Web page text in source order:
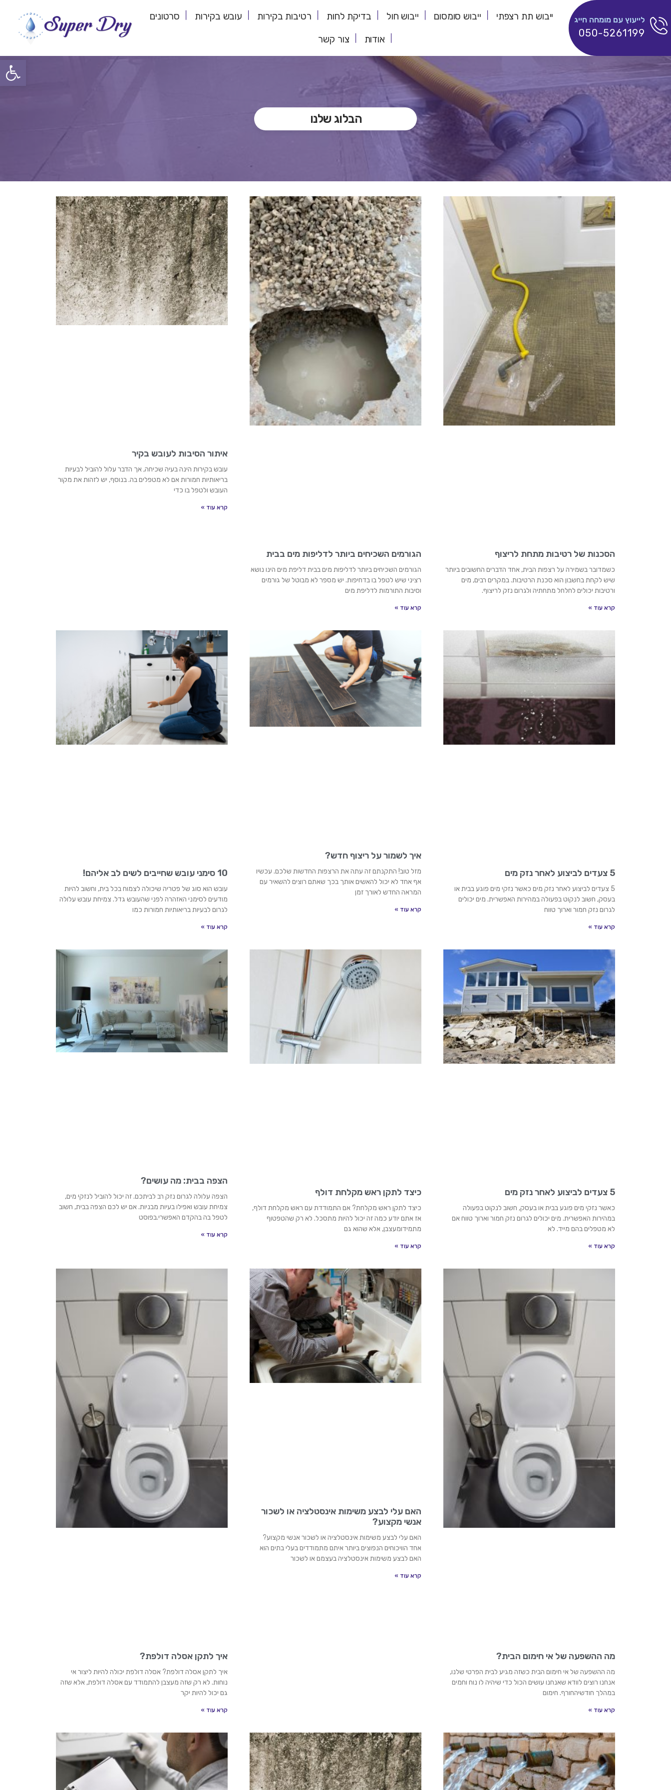
לייעוץ עם מומחה חייג
050-5261199
ייבוש תת רצפתי ייבוש סומסום ייבוש חול בדיקת לחות רטיבות בקירות עובש בקירות
סרטונים
אודות
צור קשר
הבלוג שלנו
הסכנות של רטיבות מתחת לריצוף
כשמדובר בשמירה על רצפות הבית, אחד הדברים החשובים ביותר
שיש לקחת בחשבון הוא סכנת הרטיבות. במקרים רבים, מים
ורטיבות יכולים לחלחל מתחתיה ולגרום נזק לריצוף.
קרא עוד »
הגורמים השכיחים ביותר לדליפות מים בבית
הגורמים השכיחים ביותר לדליפות מים בבית דליפת מים הינו נושא
רציני שיש לטפל בו בדחיפות. יש מספר לא מבוטל של גורמים
וסיבות התורמות לדליפת מים
קרא עוד »
איתור הסיבות לעובש בקיר
עובש בקירות הינה בעיה שכיחה, אך הדבר עלול להוביל לבעיות
בריאותיות חמורות אם לא מטפלים בה. בנוסף, יש לזהות את מקור
העובש ולטפל בו כדי
קרא עוד »
5 צעדים לביצוע לאחר נזק מים
5 צעדים לביצוע לאחר נזק מים כאשר נזקי מים פוגע בבית או
בעסק, חשוב לנקוט בפעולה במהירות האפשרית. מים יכולים
לגרום נזק חמור וארוך טווח
קרא עוד »
איך לשמור על ריצוף חדש?
מזל טוב! התקנתם זה עתה את הרצפות החדשות שלכם. עכשיו
אף אחד לא יכול להאשים אותך בכך שאתם רוצים להשאיר עם
המראה החדש לאורך זמן
קרא עוד »
10 סימני עובש שחייבים לשים לב אליהם!
עובש הוא סוג של פטריה שיכולה לצמוח בכל בית, וחשוב להיות
מודעים לסימני האזהרה לפני שהעובש גדל. צמיחת עובש עלולה
לגרום לבעיות בריאותיות חמורות כמו
קרא עוד »
5 צעדים לביצוע לאחר נזק מים
כאשר נזקי מים פוגע בבית או בעסק, חשוב לנקוט בפעולה
במהירות האפשרית. מים יכולים לגרום נזק חמור וארוך טווח אם
לא מטפלים בהם מייד. לא
קרא עוד »
כיצד לתקן ראש מקלחת דולף
כיצד לתקן ראש מקלחת? אם התמודדת עם ראש מקלחת דולף,
אז אתם יודע כמה זה יכול להיות מתסכל. לא רק שהטפטוף
מתמידומעצבן, אלא שהוא גם
קרא עוד »
הצפה בבית: מה עושים?
הצפה עלולה לגרום נזק רב לביתכם. זה יכול להוביל לנזקי מים,
צמיחת עובש ואפילו בעיות מבניות. אם יש לכם הצפה בבית, חשוב
לטפל בה בהקדם האפשרי.בפוסט
קרא עוד »
מה ההשפעה של אי חימום הבית?
מה ההשפעה של אי חימום הבית כשזה מגיע לבית הפרטי שלנו,
אנחנו רוצים לוודא שאנחנו עושים הכול כדי שיהיה לו נוח וחמים
במהלך חודשיהחורף. חימום
קרא עוד »
האם עלי לבצע משימות אינסטלציה או לשכור
אנשי מקצוע?
האם עלי לבצע משימות אינסטלציה או לשכור אנשי מקצוע?
אחד הוויכוחים הנפוצים ביותר איתם מתמודדים בעלי בתים הוא
האם לבצע משימות אינסטלציה בעצמם או לשכור
קרא עוד »
איך לתקן אסלה דולפת?
איך לתקן אסלה דולפת? אסלה דולפת יכולה להיות ליצור אי
נוחות. לא רק שזה מעצבן להתמודד עם אסלה דולפת, אלא שזה
גם יכול להיות יקר
קרא עוד »